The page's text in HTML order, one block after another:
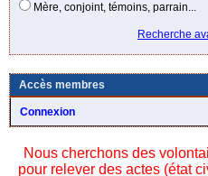
Mère, conjoint, témoins, parrain...
Recherche
Accès membres
Connexion
Nous cherchons des
pour relever des actes (état